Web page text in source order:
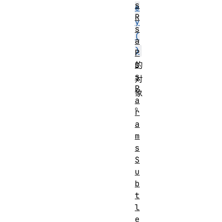
e
y
(
)
的
对
象
。
s
R
s
a
P
s
s
P
a
r
a
m
s
S
u
b
t
l
e